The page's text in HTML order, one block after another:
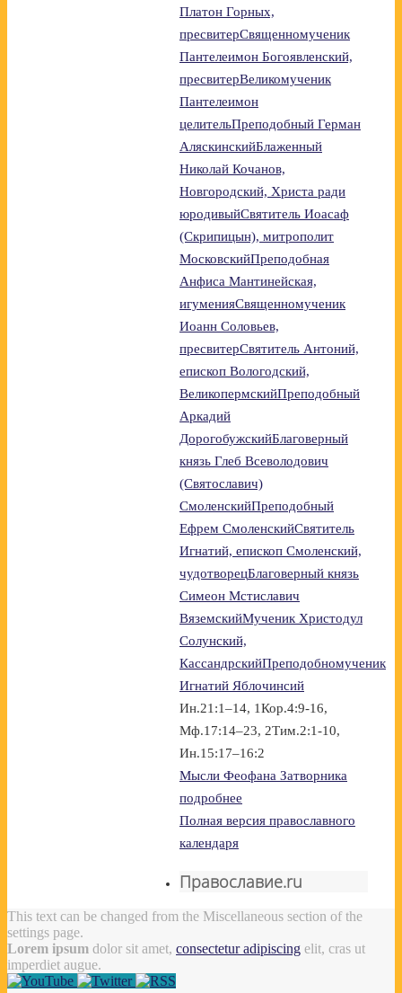
Платон Горных,
пресвитерСвященномученик
Пантелеимон Богоявленский,
пресвитерВеликомученик
Пантелеимон
целительПреподобный Герман
АляскинскийБлаженный
Николай Кочанов,
Новгородский, Христа ради
юродивыйСвятитель Иоасаф
(Скрипицын), митрополит
МосковскийПреподобная
Анфиса Мантинейская,
игуменияСвященномученик
Иоанн Соловьев,
пресвитерСвятитель Антоний,
епископ Вологодский,
ВеликопермскийПреподобный
Аркадий
ДорогобужскийБлаговерный
князь Глеб Всеволодович
(Святославич)
СмоленскийПреподобный
Ефрем СмоленскийСвятитель
Игнатий, епископ Смоленский,
чудотворецБлаговерный князь
Симеон Мстиславич
ВяземскийМученик Христодул
Солунский,
КассандрскийПреподобномученик
Игнатий Яблочинсий
Ин.21:1–14, 1Кор.4:9-16,
Мф.17:14–23, 2Тим.2:1-10,
Ин.15:17–16:2
Мысли Феофана Затворника
подробнее
Полная версия православного
календаря
Православие.ru
This text can be changed from the Miscellaneous section of the
settings page.
Lorem ipsum dolor sit amet, consectetur adipiscing elit, cras ut
imperdiet augue.